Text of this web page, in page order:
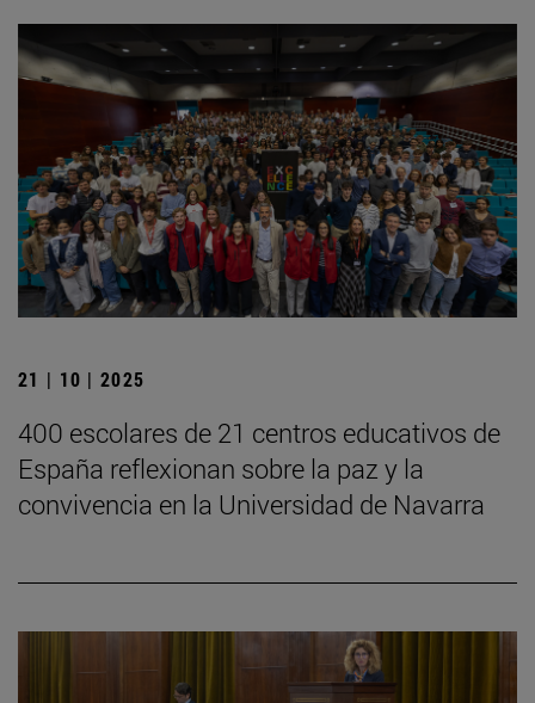
21 | 10 | 2025
400 escolares de 21 centros educativos de
España reflexionan sobre la paz y la
convivencia en la Universidad de Navarra